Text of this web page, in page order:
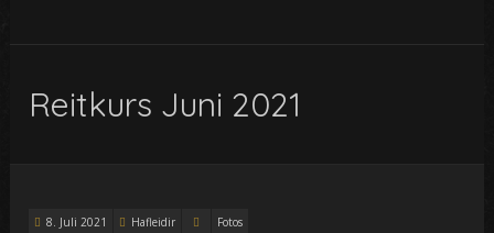
Reitkurs Juni 2021
8. Juli 2021 Hafleidir Fotos